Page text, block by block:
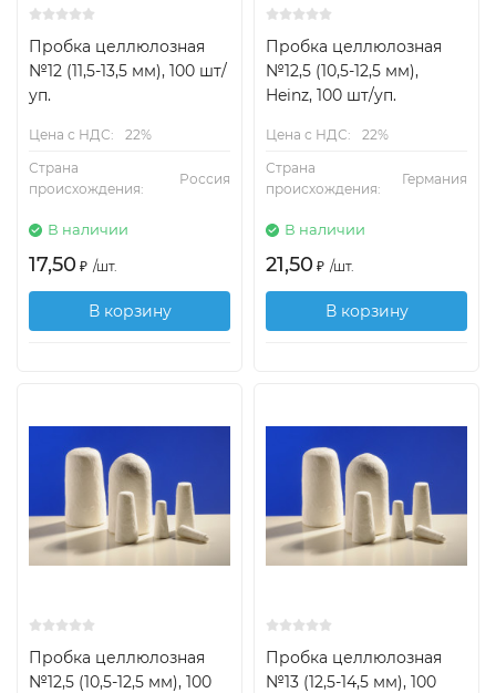
Пробка целлюлозная
№12 (11,5-13,5 мм), 100 шт/
уп.
Цена с НДС:
22%
Страна
происхождения:
Россия
В наличии
17,50 ₽ /шт.
В корзину
Пробка целлюлозная
№12,5 (10,5-12,5 мм),
Heinz, 100 шт/уп.
Цена с НДС:
22%
Страна
происхождения:
Германия
В наличии
21,50 ₽ /шт.
В корзину
Пробка целлюлозная
№12,5 (10,5-12,5 мм), 100
Пробка целлюлозная
№13 (12,5-14,5 мм), 100